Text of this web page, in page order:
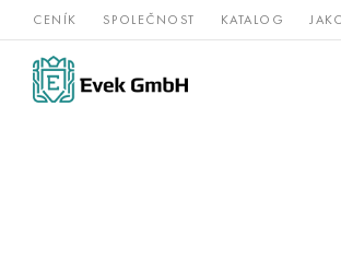
CENÍK SPOLEČNOST KATALOG
Slitiny
niklu